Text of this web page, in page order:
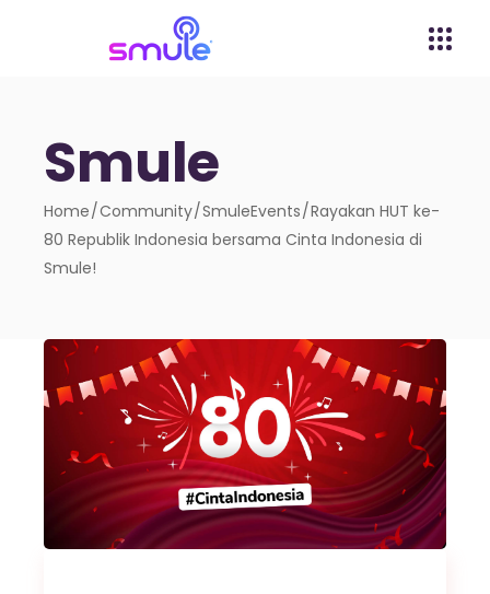
Smule
Home Community SmuleEvents Rayakan HUT ke-
80 Republik Indonesia bersama Cinta Indonesia di
Smule!